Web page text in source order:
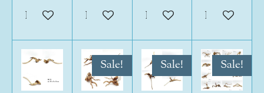
In den WarenkorbIn den WarenkorbIn den Warenkorb
In den
Sale! Sale! Sale!